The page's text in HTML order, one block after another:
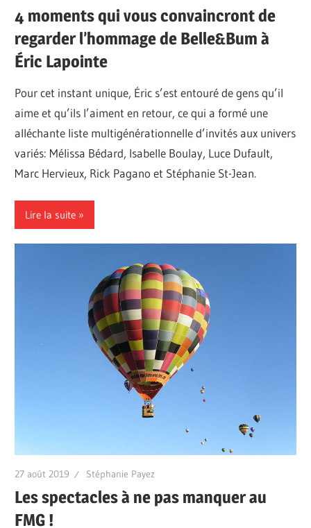
4 moments qui vous convaincront de
regarder l’hommage de Belle&Bum à
Éric Lapointe
Pour cet instant unique, Éric s’est entouré de gens qu’il
aime et qu’ils l’aiment en retour, ce qui a formé une
alléchante liste multigénérationnelle d’invités aux univers
variés: Mélissa Bédard, Isabelle Boulay, Luce Dufault,
Marc Hervieux, Rick Pagano et Stéphanie St-Jean.
Lire la suite
27 août 2019 Stéphanie Payez
Les spectacles à ne pas manquer au
FMG !